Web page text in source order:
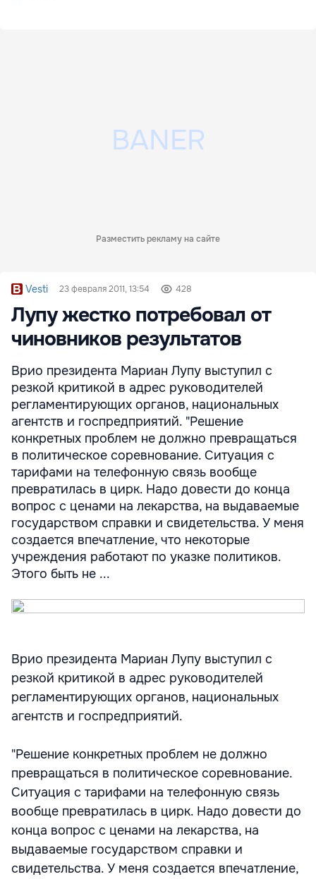
Разместить рекламу на сайте
Vesti 23 февраля 2011, 13:54 428
Лупу жестко потребовал от
чиновников результатов
Врио президента Мариан Лупу выступил с
резкой критикой в адрес руководителей
регламентирующих органов, национальных
агентств и госпредприятий. "Решение
конкретных проблем не должно превращаться
в политическое соревнование. Ситуация с
тарифами на телефонную связь вообще
превратилась в цирк. Надо довести до конца
вопрос с ценами на лекарства, на выдаваемые
государством справки и свидетельства. У меня
создается впечатление, что некоторые
учреждения работают по указке политиков.
Этого быть не ...
Врио президента Мариан Лупу выступил с
резкой критикой в адрес руководителей
регламентирующих органов, национальных
агентств и госпредприятий.
"Решение конкретных проблем не должно
превращаться в политическое соревнование.
Ситуация с тарифами на телефонную связь
вообще превратилась в цирк. Надо довести до
конца вопрос с ценами на лекарства, на
выдаваемые государством справки и
свидетельства. У меня создается впечатление,